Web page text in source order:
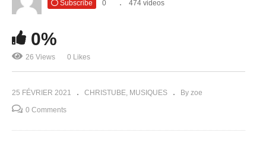
Subscribe 0 474 videos
0%
26 Views 0 Likes
25 FÉVRIER 2021 CHRISTUBE MUSIQUES By zoe
0 Comments